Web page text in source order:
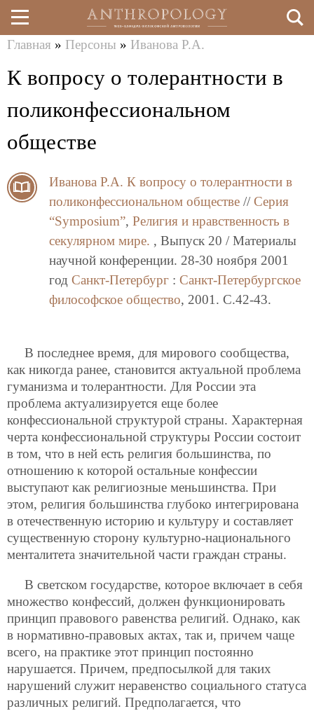
Перейти
к
основному
здесь
Главная » Персоны » Иванова Р.А.
К вопросу о толерантности в
поликонфессиональном
обществе
Иванова Р.А. К вопросу о толерантности в
поликонфессиональном обществе // Серия
“Symposium”, Религия и нравственность в
секулярном мире. , Выпуск 20 / Материалы
научной конференции. 28-30 ноября 2001
год Санкт-Петербург : Санкт-Петербургское
философское общество, 2001. C.42-43.
В последнее время, для мирового сообщества,
как никогда ранее, становится актуальной проблема
гуманизма и толерантности. Для России эта
проблема актуализируется еще более
конфессиональной структурой страны. Характерная
черта конфессиональной структуры России состоит
в том, что в ней есть религия большинства, по
отношению к которой остальные конфессии
выступают как религиозные меньшинства. При
этом, религия большинства глубоко интегрирована
в отечественную историю и культуру и составляет
существенную сторону культурно-национального
менталитета значительной части граждан страны.
В светском государстве, которое включает в себя
множество конфессий, должен функционировать
принцип правового равенства религий. Однако, как
в нормативно-правовых актах, так и, причем чаще
всего, на практике этот принцип постоянно
нарушается. Причем, предпосылкой для таких
нарушений служит неравенство социального статуса
различных религий. Предполагается, что